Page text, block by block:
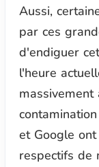
Aussi,
par ces
d'endiguer
l'heure
massivement
et Google
respectifs de